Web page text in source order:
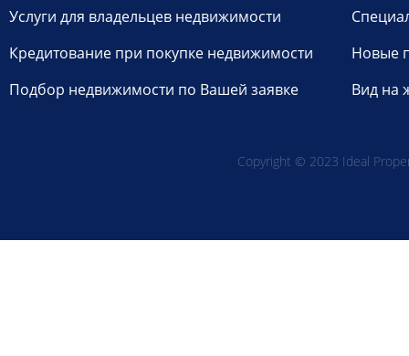
Услуги для владельцев недвижимости
Кредитование при покупке недвижимости
Подбор недвижимости по Вашей заявке
Новые
Вид на
Copyright © 2023 Ideal